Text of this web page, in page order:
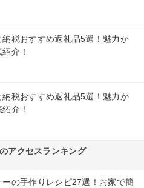
納税おすすめ返礼品5選！魅力か
介！
税おすすめ返礼品5選！魅力か
介！
アクセスランキング
の手作りレシピ27選！お家で簡